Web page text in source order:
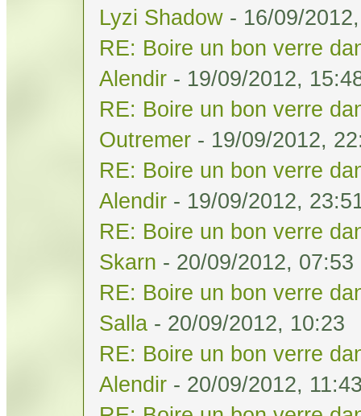
Lyzi Shadow - 16/09/
RE: Boire un bon verre
Alendir - 19/09/2012,
RE: Boire un bon verre
Outremer - 19/09/2012,
RE: Boire un bon verre
Alendir - 19/09/2012,
RE: Boire un bon verre
Skarn - 20/09/2012, 07:53
RE: Boire un bon verre
Salla - 20/09/2012, 10:23
RE: Boire un bon verre
Alendir - 20/09/2012,